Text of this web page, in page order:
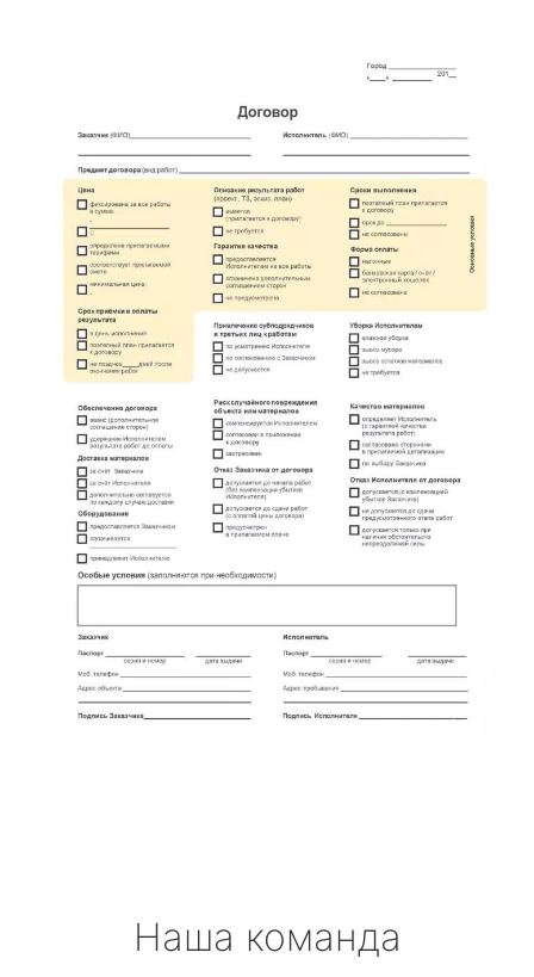
Наша команда